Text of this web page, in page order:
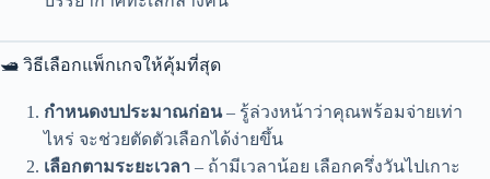
🛥 วิธีเลือกแพ็กเกจให้คุ้มที่สุด
กำหนดงบประมาณก่อน– รู้ล่วงหน้าว่าคุณพร้อมจ่ายเท่า
ไหร่ จะช่วยตัดตัวเลือกได้ง่ายขึ้น
เลือกตามระยะเวลา – ถ้ามีเวลาน้อย เลือกครึ่งวันไปเกาะ